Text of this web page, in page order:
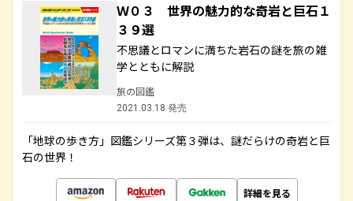
Ｗ０３ 世界の魅力的な奇岩と巨石１
３９選
不思議とロマンに満ちた岩石の謎を旅の雑
学とともに解説
旅の図鑑
2021.03.18 発売
「地球の歩き方」図鑑シリーズ第３弾は、謎だらけの奇岩と巨
石の世界！
詳細を見る